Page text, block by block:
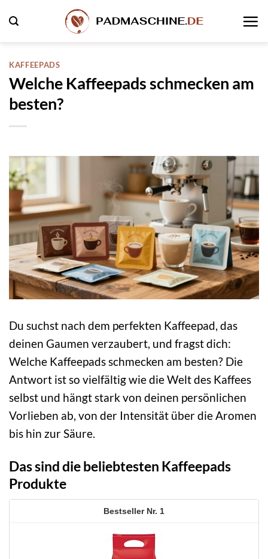
Inhalt
KAFFEEPADS
Welche Kaffeepads schmecken am
besten?
Du suchst nach dem perfekten Kaffeepad, das
deinen Gaumen verzaubert, und fragst dich:
Welche Kaffeepads schmecken am besten? Die
Antwort ist so vielfältig wie die Welt des Kaffees
selbst und hängt stark von deinen persönlichen
Vorlieben ab, von der Intensität über die Aromen
bis hin zur Säure.
Das sind die beliebtesten Kaffeepads
Produkte
1